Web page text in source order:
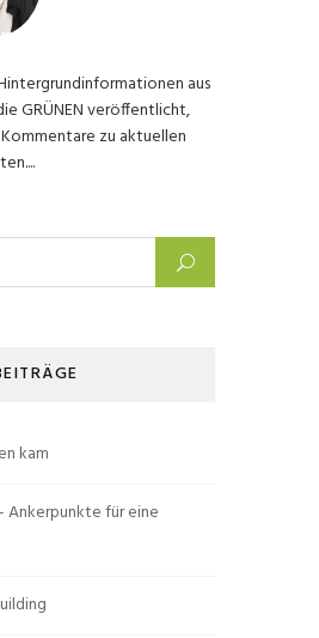
aus
GRÜNEN veröffentlicht,
zu aktuellen
kam
für eine